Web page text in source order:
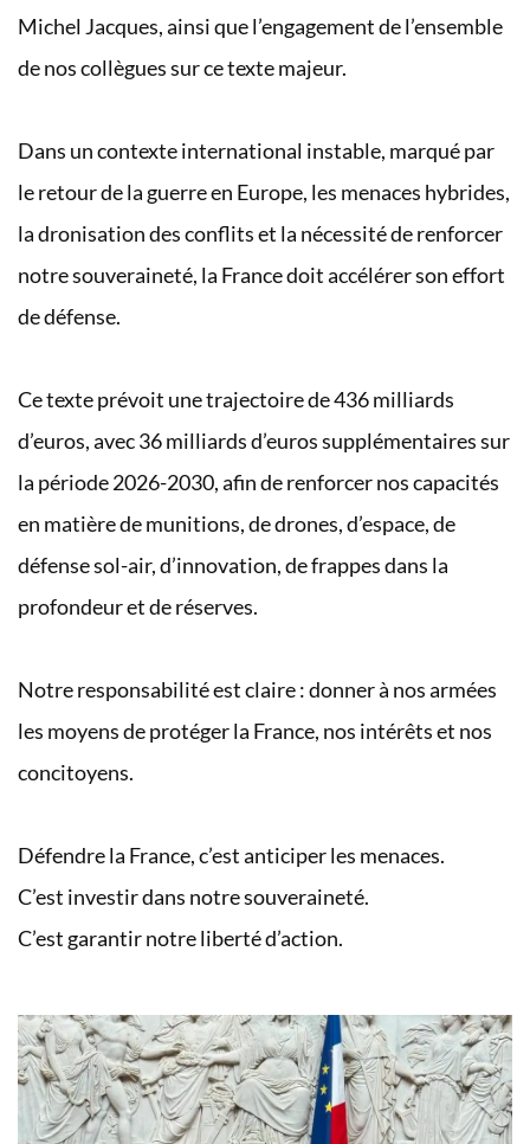
Michel Jacques, ainsi que l’engagement de l’ensemble
de nos collègues sur ce texte majeur.
Dans un contexte international instable, marqué par
le retour de la guerre en Europe, les menaces hybrides,
la dronisation des conflits et la nécessité de renforcer
notre souveraineté, la France doit accélérer son effort
de défense.
Ce texte prévoit une trajectoire de 436 milliards
d’euros, avec 36 milliards d’euros supplémentaires sur
la période 2026-2030, afin de renforcer nos capacités
en matière de munitions, de drones, d’espace, de
défense sol-air, d’innovation, de frappes dans la
profondeur et de réserves.
Notre responsabilité est claire : donner à nos armées
les moyens de protéger la France, nos intérêts et nos
concitoyens.
Défendre la France, c’est anticiper les menaces.
C’est investir dans notre souveraineté.
C’est garantir notre liberté d’action.